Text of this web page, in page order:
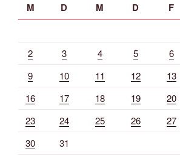
M D M D F
2
3 4 5 6
9
10 11 12 13
16
17 18 19 20
23
24 25 26 27
30
31